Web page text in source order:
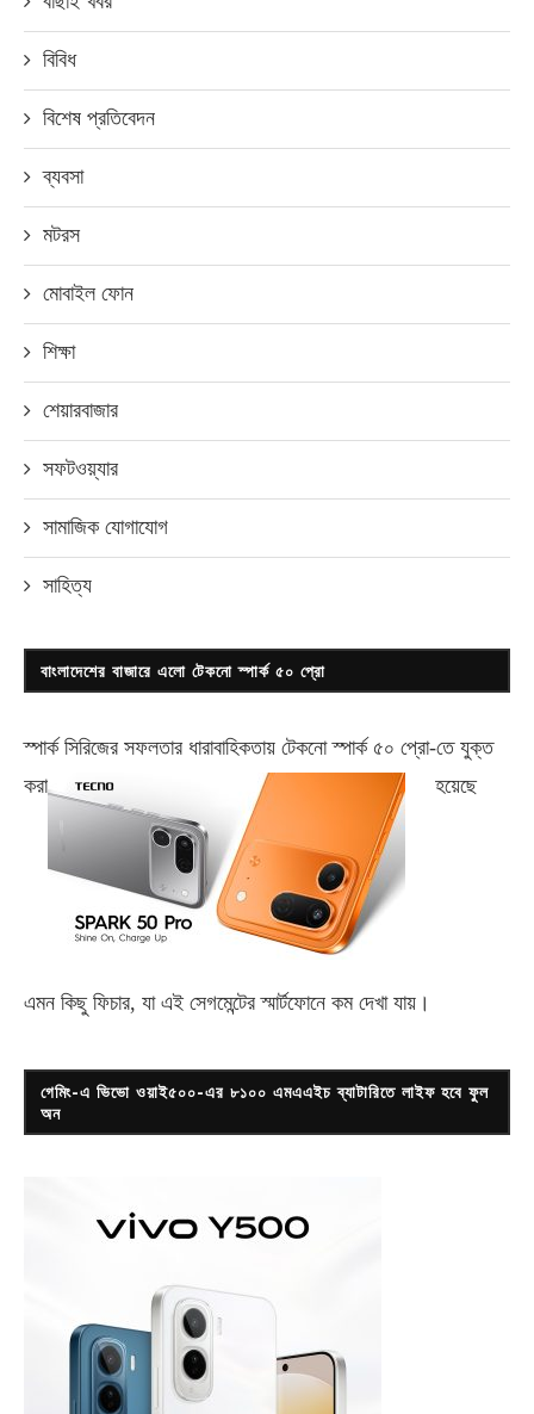
বিবিধ
বিশেষ প্রতিবেদন
ব্যবসা
মটরস
মোবাইল ফোন
শিক্ষা
শেয়ারবাজার
সফটওয়্যার
সামাজিক যোগাযোগ
সাহিত্য
বাংলাদেশের বাজারে এলো টেকনো স্পার্ক ৫০ প্রো
স্পার্ক সিরিজের সফলতার ধারাবাহিকতায় টেকনোস্পার্ক ৫০ প্রো-তে যুক্ত
করা
হয়েছে
এমন কিছু ফিচার, যা এই সেগমেন্টের স্মার্টফোনে কম দেখা যায়।
গেমিং-এ ভিভো ওয়াই৫০০-এর ৮১০০ এমএএইচ ব্যাটারিতে লাইফ হবে ফুল
অন